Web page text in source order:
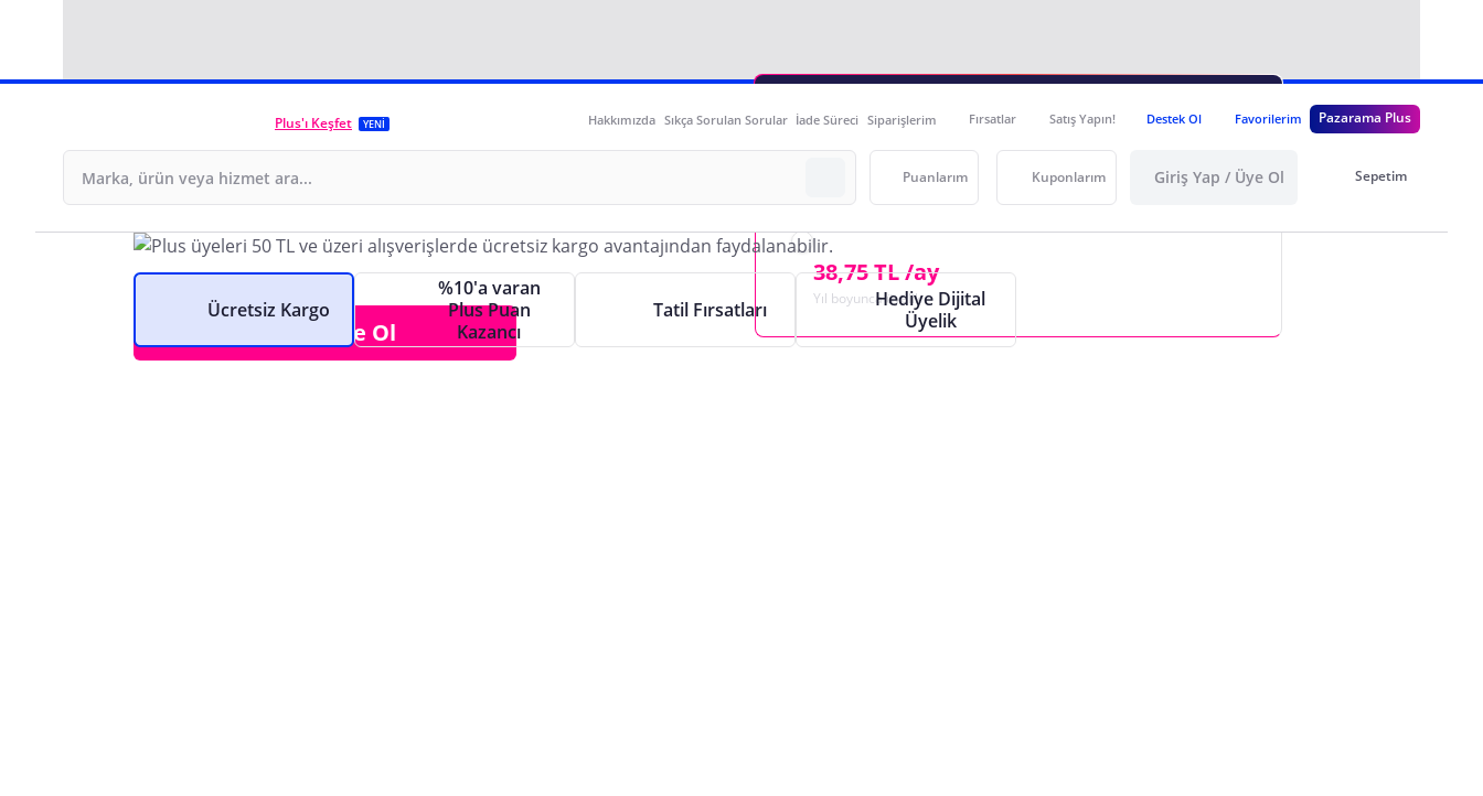
Plus'ı Keşfet YENİ Hakkımızda Sıkça Sorulan Sorular İade Süreci Siparişlerim Fırsatlar Satış Yapın! Destek Ol Favorilerim Pazarama Plus
Puanlarım Kuponlarım Giriş Yap / Üye Ol Sepetim
Seçeceğin Plus planı ile
avantajlarını katla!
Plus'a Üye Ol
Aylık Plus Üyeliği
Yıllık Plus Üyeliği
38,75 TL /ay
Yıl boyunca üyelik
Ücretsiz Kargo
%10'a varan
Plus Puan
Kazancı
Tatil Fırsatları
Hediye Dijital
Üyelik